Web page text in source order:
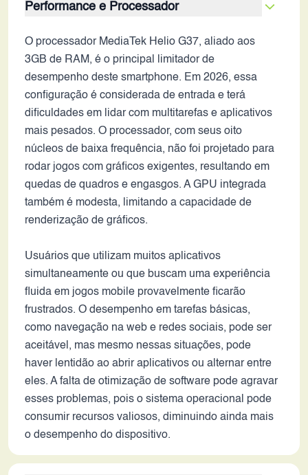
Performance e Processador
O processador MediaTek Helio G37, aliado aos
3GB de RAM, é o principal limitador de
desempenho deste smartphone. Em 2026, essa
configuração é considerada de entrada e terá
dificuldades em lidar com multitarefas e aplicativos
mais pesados. O processador, com seus oito
núcleos de baixa frequência, não foi projetado para
rodar jogos com gráficos exigentes, resultando em
quedas de quadros e engasgos. A GPU integrada
também é modesta, limitando a capacidade de
renderização de gráficos.
Usuários que utilizam muitos aplicativos
simultaneamente ou que buscam uma experiência
fluida em jogos mobile provavelmente ficarão
frustrados. O desempenho em tarefas básicas,
como navegação na web e redes sociais, pode ser
aceitável, mas mesmo nessas situações, pode
haver lentidão ao abrir aplicativos ou alternar entre
eles. A falta de otimização de software pode agravar
esses problemas, pois o sistema operacional pode
consumir recursos valiosos, diminuindo ainda mais
o desempenho do dispositivo.